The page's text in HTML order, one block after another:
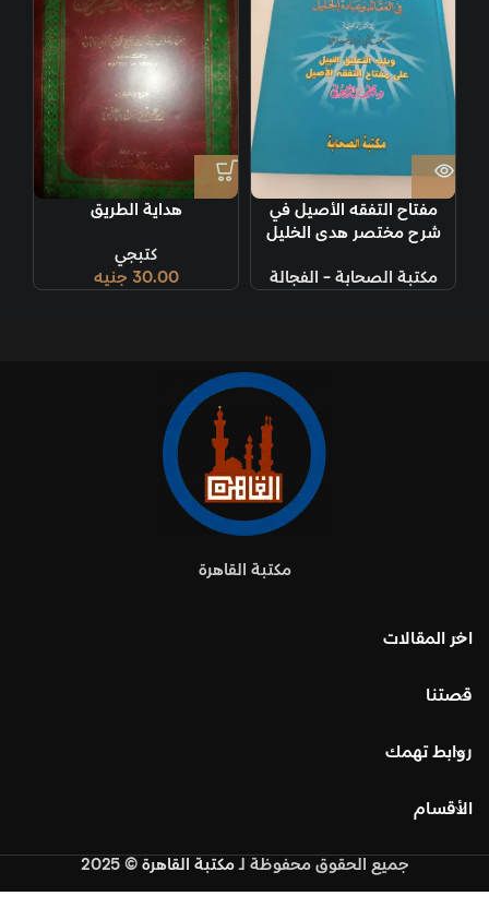
مفتاح التفقه الأصيل في
شرح مختصر هدى الخليل
مكتبة الصحابة - الفجالة
هداية الطريق
كتبجي
30.00 جنيه
مكتبة القاهرة
اخر المقالات
قصتنا
روابط تهمك
الأقسام
جميع الحقوق محفوظة لـمكتبة القاهرة © 2025